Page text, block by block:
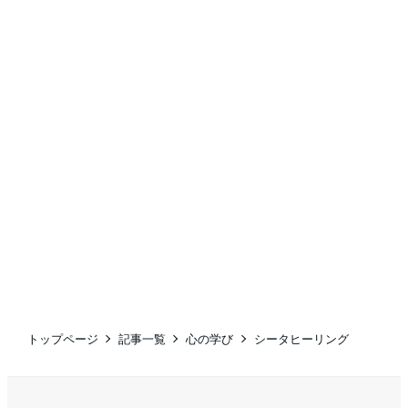
トップページ 記事一覧 心の学び シータヒーリング